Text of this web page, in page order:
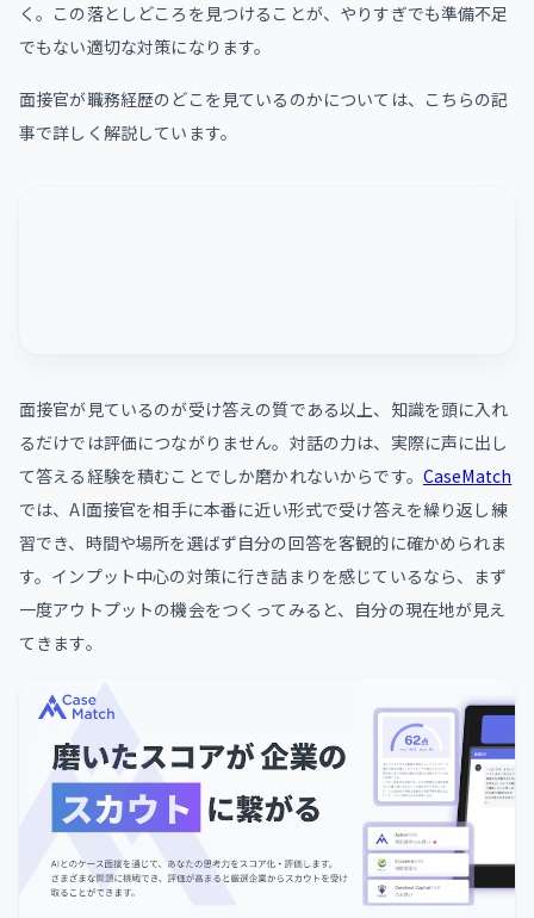
く。この落としどころを見つけることが、やりすぎでも準備不足
でもない適切な対策になります。
面接官が職務経歴のどこを見ているのかについては、こちらの記
事で詳しく解説しています。
面接官が見ているのが受け答えの質である以上、知識を頭に入れ
るだけでは評価につながりません。対話の力は、実際に声に出し
て答える経験を積むことでしか磨かれないからです。 CaseMatch
では、AI面接官を相手に本番に近い形式で受け答えを繰り返し練
習でき、時間や場所を選ばず自分の回答を客観的に確かめられま
す。インプット中心の対策に行き詰まりを感じているなら、まず
一度アウトプットの機会をつくってみると、自分の現在地が見え
てきます。